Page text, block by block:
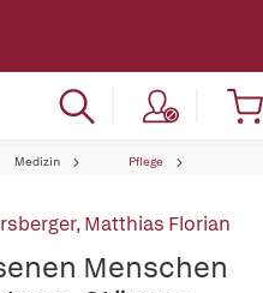
Medizin Pflege
Matthias Florian
Menschen